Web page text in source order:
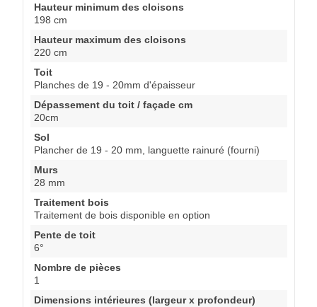
Hauteur minimum des cloisons
198 cm
Hauteur maximum des cloisons
220 cm
Toit
Planches de 19 - 20mm d'épaisseur
Dépassement du toit / façade cm
20cm
Sol
Plancher de 19 - 20 mm, languette rainuré (fourni)
Murs
28 mm
Traitement bois
Traitement de bois disponible en option
Pente de toit
6°
Nombre de pièces
1
Dimensions intérieures (largeur x profondeur)